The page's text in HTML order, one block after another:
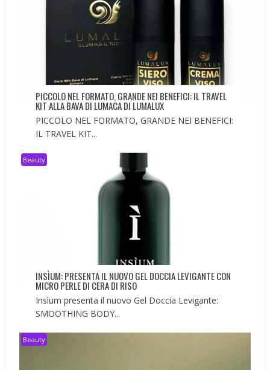
PICCOLO NEL FORMATO, GRANDE NEI BENEFICI: IL TRAVEL
KIT ALLA BAVA DI LUMACA DI LUMALUX
PICCOLO NEL FORMATO, GRANDE NEI BENEFICI:
IL TRAVEL KIT...
Beauty
INSÌUM: PRESENTA IL NUOVO GEL DOCCIA LEVIGANTE CON
MICRO PERLE DI CERA DI RISO
Insìum presenta il nuovo Gel Doccia Levigante:
SMOOTHING BODY...
Beauty